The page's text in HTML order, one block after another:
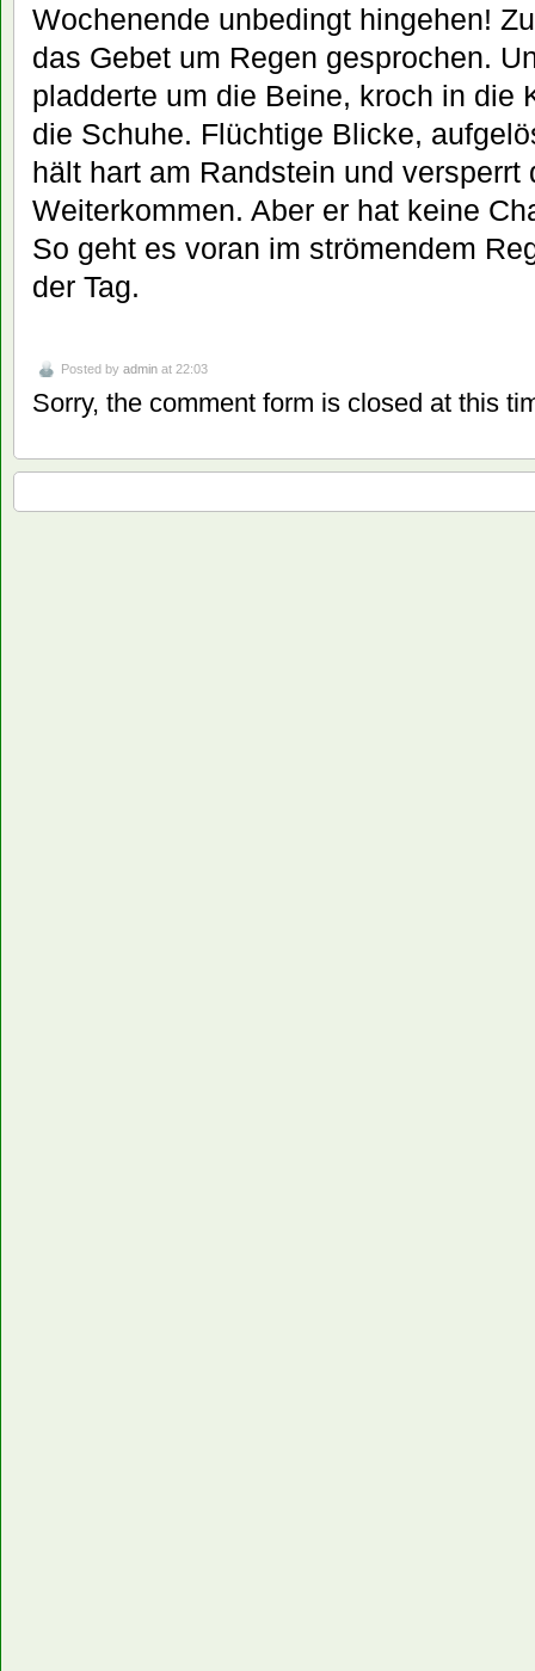
Wochenende unbedingt hingehen!
das Gebet um Regen gesprochen.
pladderte um die Beine, kroch in die
die Schuhe. Flüchtige Blicke,
hält hart am Randstein und versperrt
Weiterkommen. Aber er hat keine
So geht es voran im strömendem
der Tag.
Posted by admin at 22:03
Sorry, the comment form is closed at this